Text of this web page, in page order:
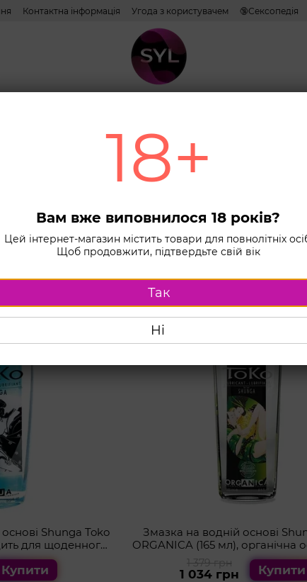
Контактна інформація Угода з користувачем 🔞Сексопедія
Combo
основі
основі Лубриканти на силіконовій основі
Shunga Toko
для щоденного
Купити
КЕШБЕК
Змазка на водній основі
ORGANICA (165 мл), органічна
парабенів
1 379 грн
1 034 грн Купити
18+
Вам вже виповнилося 18 років?
Цей інтернет-магазин містить товари для повнолітніх
Щоб продовжити, підтвердьте свій вік
Так
Ні